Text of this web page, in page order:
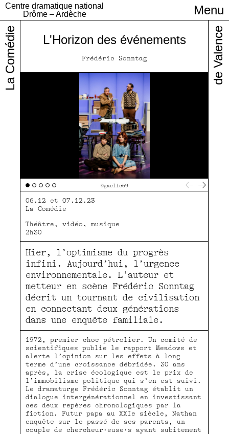
Centre dramatique national
Drôme – Ardèche
Menu
Infos pratiques
L'Horizon des événements
Frédéric Sonntag
©gaelic69
06.12 et 07.12.23
La Comédie
Théâtre, vidéo, musique
2h30
Hier, l’optimisme du progrès
infini. Aujourd’hui, l’urgence
environnementale. L'auteur et
metteur en scène Frédéric Sonntag
décrit un tournant de civilisation
en connectant deux générations
dans une enquête familiale.
1972, premier choc pétrolier. Un comité de
scientifiques publie le rapport Meadows et
alerte l’opinion sur les effets à long
terme d’une croissance débridée. 30 ans
après, la crise écologique est le prix de
l’immobilisme politique qui s’en est suivi.
Le dramaturge Frédéric Sonntag établit un
dialogue intergénérationnel en investissant
ces deux repères chronologiques par la
fiction. Futur papa au XXIe siècle, Nathan
enquête sur le passé de ses parents, un
couple de chercheur·euse·s ayant subitement
La Comédie de Valence